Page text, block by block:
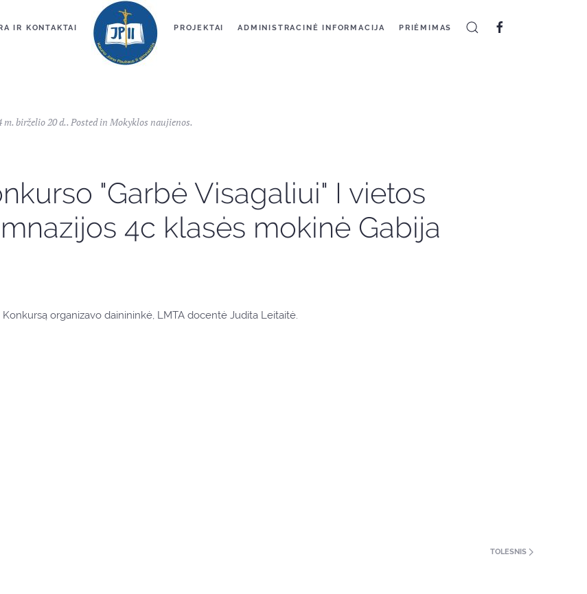
IR KONTAKTAI PROJEKTAI ADMINISTRACINĖ INFORMACIJA PRIĖMIMAS
m. birželio 20 d.. Posted in Mokyklos naujienos.
"Garbė Visagaliui" I vietos
4c klasės mokinė Gabija
organizavo dainininkė, LMTA docentė Judita Leitaitė.
TOLESNIS